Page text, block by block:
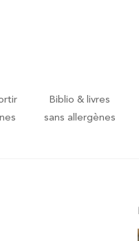
Biblio & livres
sans allergènes